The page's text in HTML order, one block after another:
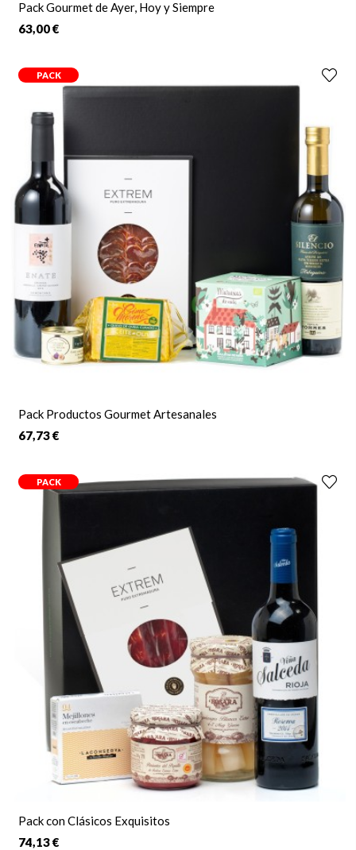
Pack Gourmet de Ayer, Hoy y Siempre
63,00 €
PACK
Pack Productos Gourmet Artesanales
67,73 €
PACK
Pack con Clásicos Exquisitos
74,13 €